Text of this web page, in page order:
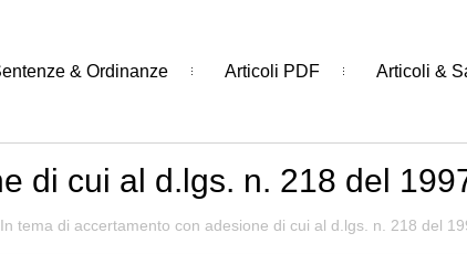
& Ordinanze Articoli PDF Articoli &
di cui al d.lgs. n. 218 del
In tema di accertamento con adesione di cui al d.lgs. n. 218 del